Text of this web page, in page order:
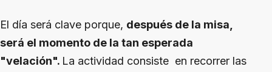
El día será clave porque, después de la misa,
será el momento de la tan esperada
"velación". La actividad consiste en recorrer las